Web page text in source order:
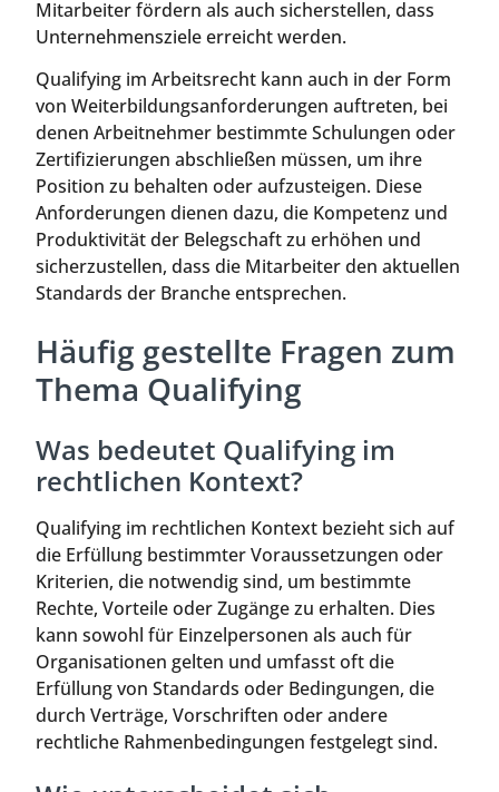
Mitarbeiter fördern als auch sicherstellen, dass
Unternehmensziele erreicht werden.
Qualifying im Arbeitsrecht kann auch in der Form
von Weiterbildungsanforderungen auftreten, bei
denen Arbeitnehmer bestimmte Schulungen oder
Zertifizierungen abschließen müssen, um ihre
Position zu behalten oder aufzusteigen. Diese
Anforderungen dienen dazu, die Kompetenz und
Produktivität der Belegschaft zu erhöhen und
sicherzustellen, dass die Mitarbeiter den aktuellen
Standards der Branche entsprechen.
Häufig gestellte Fragen zum
Thema Qualifying
Was bedeutet Qualifying im
rechtlichen Kontext?
Qualifying im rechtlichen Kontext bezieht sich auf
die Erfüllung bestimmter Voraussetzungen oder
Kriterien, die notwendig sind, um bestimmte
Rechte, Vorteile oder Zugänge zu erhalten. Dies
kann sowohl für Einzelpersonen als auch für
Organisationen gelten und umfasst oft die
Erfüllung von Standards oder Bedingungen, die
durch Verträge, Vorschriften oder andere
rechtliche Rahmenbedingungen festgelegt sind.